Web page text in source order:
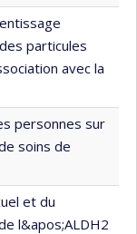
particules
avec la
personnes sur
soins de
et du
l&apos;ALDH2